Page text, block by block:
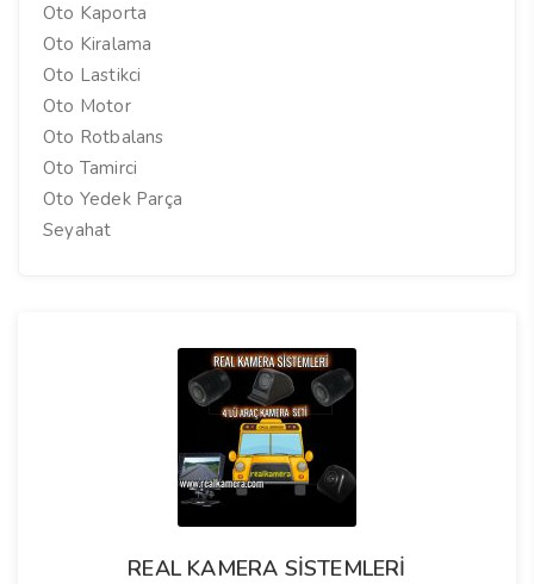
Oto Kaporta
Oto Kiralama
Oto Lastikci
Oto Motor
Oto Rotbalans
Oto Tamirci
Oto Yedek Parça
Seyahat
REAL KAMERA SİSTEMLERİ